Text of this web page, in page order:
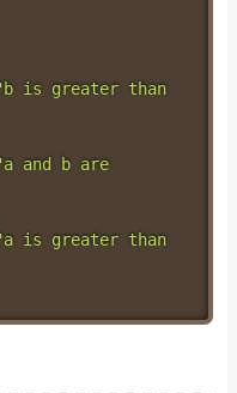
is greater than
and b are
is greater than